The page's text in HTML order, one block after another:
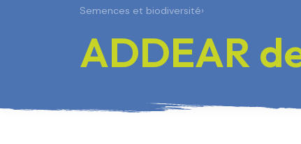
Semences et biodiversité›
ADDEAR